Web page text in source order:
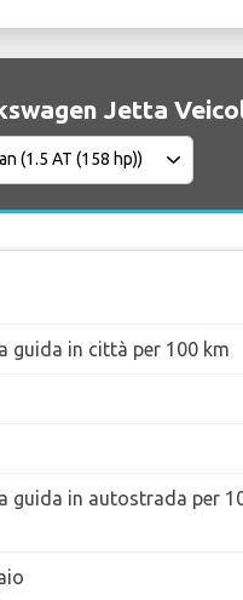
Jetta
guida in città per 100 km
guida in autostrada per